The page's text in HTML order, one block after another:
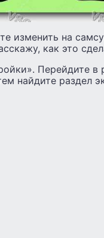
изменить на
как это
Перейдите в
найдите раздел